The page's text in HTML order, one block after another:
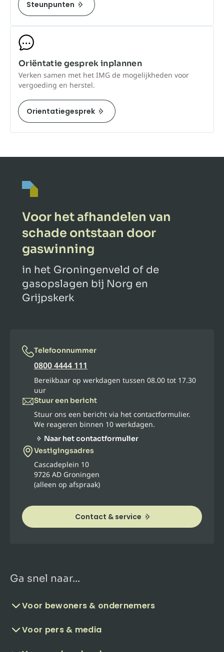
Steunpunten
Oriëntatie gesprek inplannen
Verken samen met het IMG de mogelijkheden voor
vergoeding en herstel.
Orientatiegesprek
Voor het afhandelen van
schade ontstaan door
gaswinning
in het Groningenveld of de
gasopslagen bij Norg en
Grijpskerk
Telefoonnummer
0800 4444 111
Bereikbaar op werkdagen tussen 08.00 tot 17.30
uur
Stuur een bericht
Stuur ons een bericht via het contactformulier.
We reageren binnen 10 werkdagen.
Naar het contactformulier
Vestigingsadres
Cascadeplein 10
9726 AD Groningen
(alleen op afspraak)
Contact & service
Ga snel naar...
Voor bewoners & ondernemers
Voor pers & media